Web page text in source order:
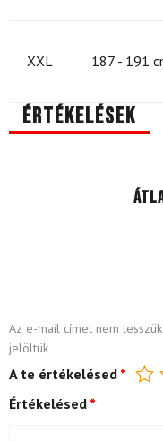
XXL 187 - 191
Értékelések
Az e-mail címet nem
jelöltük
A te értékelésed *
Értékelésed *